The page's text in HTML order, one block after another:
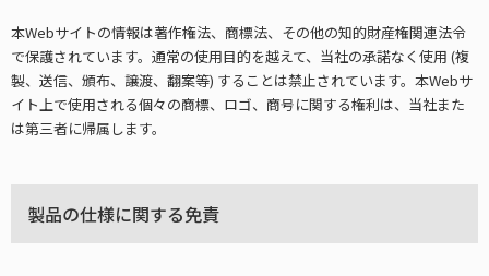
本Webサイトの情報は著作権法、商標法、その他の知的財産権関連法令
で保護されています。通常の使用目的を越えて、当社の承諾なく使用 (複
製、送信、頒布、譲渡、翻案等) することは禁止されています。本Webサ
イト上で使用される個々の商標、ロゴ、商号に関する権利は、当社また
は第三者に帰属します。
製品の仕様に関する免責